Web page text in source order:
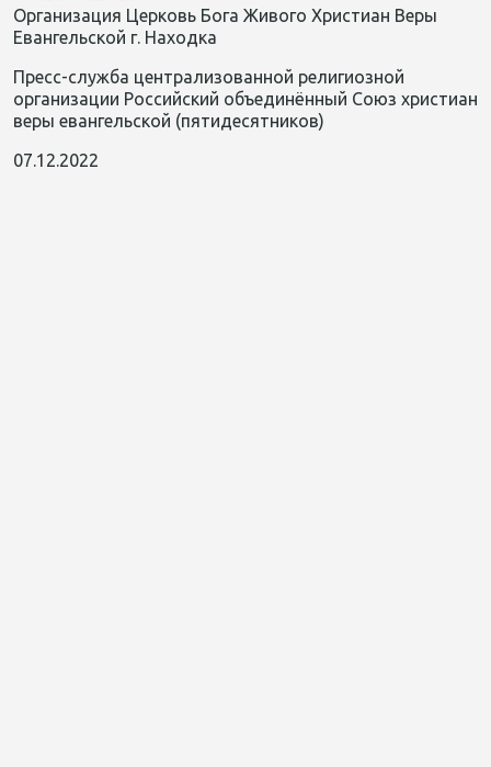
Организация Церковь Бога Живого Христиан Веры
Евангельской г. Находка
Пресс-служба централизованной религиозной
организации Российский объединённый Союз христиан
веры евангельской (пятидесятников)
07.12.2022